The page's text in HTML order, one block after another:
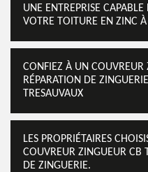
UNE ENTREPRISE CAPABLE
VOTRE TOITURE EN ZINC
CONFIEZ À UN COUVREUR
RÉPARATION DE
TRESAUVAUX
LES PROPRIÉTAIRES
COUVREUR ZINGUEUR CB
DE ZINGUERIE.